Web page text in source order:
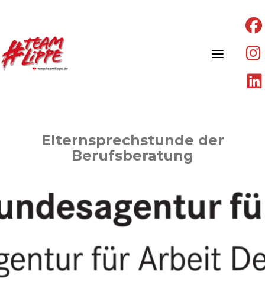
Elternsprechstunde der
Berufsberatung